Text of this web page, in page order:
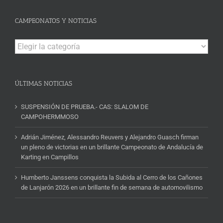
CAMPEONATOS Y NOTICIAS
Campeonatos
y
ÚLTIMAS NOTICIAS
SUSPENSIÓN DE PRUEBA.- CAS: SLALOM DE
CAMPOHERMMOSO
Adrián Jiménez, Alessandro Reuvers y Alejandro Guasch firman
un pleno de victorias en un brillante Campeonato de Andalucía de
Karting en Campillos
Humberto Janssens conquista la Subida al Cerro de los Cañones
de Lanjarón 2026 en un brillante fin de semana de automovilismo